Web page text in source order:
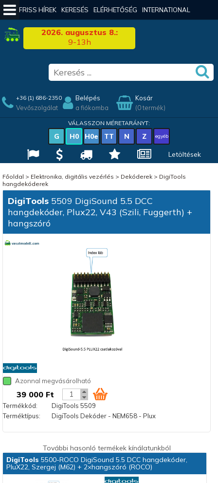
FRISS HÍREK KERESÉS ELÉRHETŐSÉG INTERNATIONAL
2026. augusztus 8.:
9-13h
+36 (1) 686-2350
Vevőszolgálat
Belépés
a fiókomba
Kosár
(0 termék)
VÁLASSZON MÉRETARÁNYT:
G H0 H0e TT N Z egyéb
Letöltések
Főoldal > Elektronika, digitális vezérlés > Dekóderek> DigiTools
hangdekóderek
DigiTools5509 DigiSound 5.5 DCC
hangdekóder, Plux22, V43 (Szili, Fuggerth) +
hangszóró
Azonnal megvásárolható
39 000 Ft
Termékkód:
DigiTools 5509
Terméktípus:
DigiTools Dekóder - NEM658 - Plux
További hasonló termékek kínálatunkból
DigiTools 5500-ROCO DigiSound 5.5 DCC hangdekóder,
PluX22, Szergej (M62) + 2×hangszóró (ROCO)